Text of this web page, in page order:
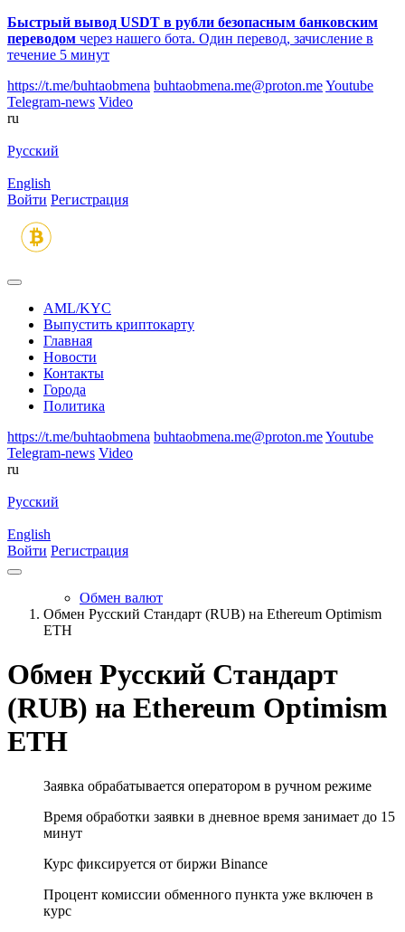
Быстрый вывод USDT в рубли безопасным банковским
переводом через нашего бота. Один перевод, зачисление в
течение 5 минут
https://t.me/buhtaobmena buhtaobmena.me@proton.meYoutube
Telegram-news Video
ru
Русский
English
Войти Регистрация
AML/KYC
Выпустить криптокарту
Главная
Новости
Контакты
Города
Политика
https://t.me/buhtaobmena buhtaobmena.me@proton.meYoutube
Telegram-news Video
ru
Русский
English
Войти Регистрация
Обмен валют
Обмен Русский Стандарт (RUB) на Ethereum Optimism
ETH
Обмен Русский Стандарт
(RUB) на Ethereum Optimism
ETH
Заявка обрабатывается оператором в ручном режиме
Время обработки заявки в дневное время занимает до 15
минут
Курс фиксируется от биржи Binance
Процент комиссии обменного пункта уже включен в
курс